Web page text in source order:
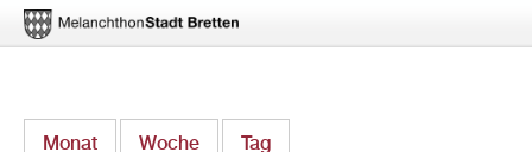
Monat Woche Tag